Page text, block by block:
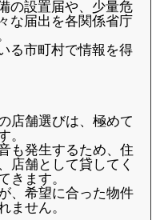
の設置届や、少量危
な届出を各関係省庁
る市町村で情報を得
店舗選びは、極めて
。
も発生するため、住
店舗として貸してく
きます。
、希望に合った物件
ません。